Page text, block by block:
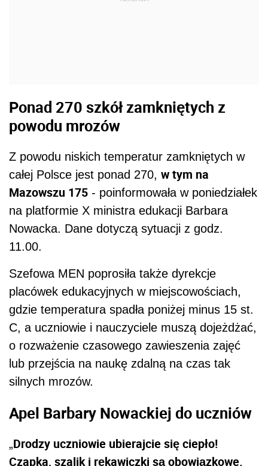
Ponad 270 szkół zamkniętych z
powodu mrozów
Z powodu niskich temperatur zamkniętych w
całej Polsce jest ponad 270, w tym na
Mazowszu 175 - poinformowała w poniedziałek
na platformie X ministra edukacji Barbara
Nowacka. Dane dotyczą sytuacji z godz.
11.00.
Szefowa MEN poprosiła także dyrekcje
placówek edukacyjnych w miejscowościach,
gdzie temperatura spadła poniżej minus 15 st.
C, a uczniowie i nauczyciele muszą dojeżdżać,
o rozważenie czasowego zawieszenia zajęć
lub przejścia na naukę zdalną na czas tak
silnych mrozów.
Apel Barbary Nowackiej do uczniów
„Drodzy uczniowie ubierajcie się ciepło!
Czapka, szalik i rękawiczki są obowiązkowe.